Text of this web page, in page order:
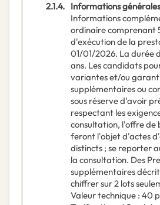
2.1.4. Informations générales
Informations
ordinaire comprenant
d'exécution de la
01/01/2026. La durée
ans. Les candidats
variantes et/ou
supplémentaires ou
sous réserve d'avoir
respectant les
consultation, l'offre de
feront l'objet d'actes
distincts ; se reporter
la consultation. Des
supplémentaires
chiffrer sur 2 lots
Valeur technique : 40